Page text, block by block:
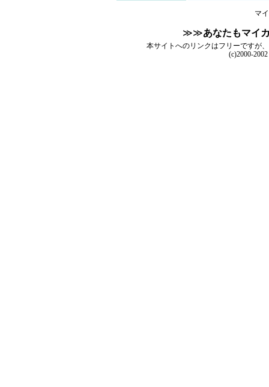
マ
≫≫あなたもマイ
本サイトへのリンクはフリーですが
(c)2000-2002